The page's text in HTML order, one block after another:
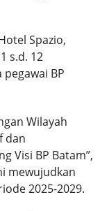
Spazio,
s.d. 12
BP
Wilayah
dan
Visi BP Batam”,
mewujudkan
2025-2029.